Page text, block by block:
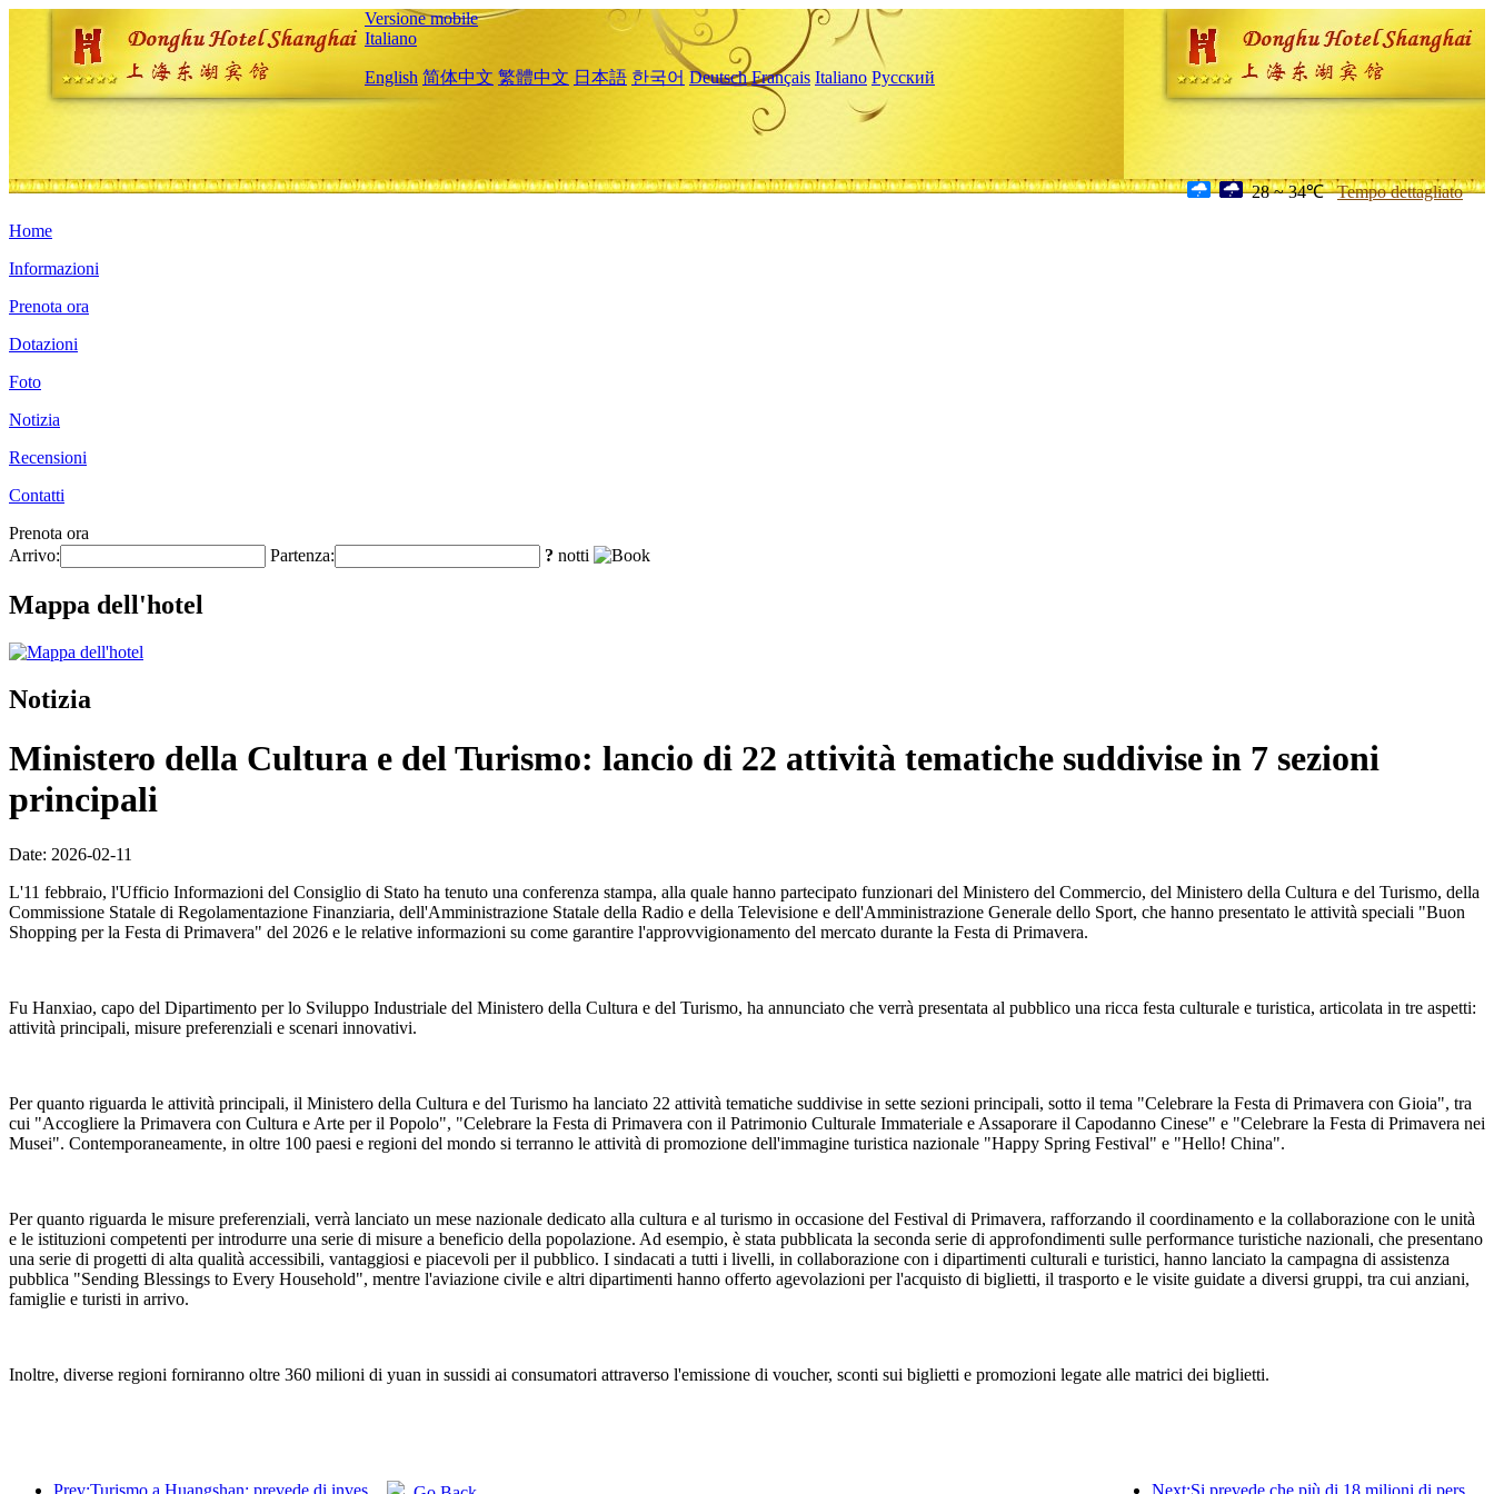
Versione mobile
Italiano
English 简体中文 繁體中文 日本語 한국어 Deutsch Français Italiano Русский
28 ~ 34℃ Tempo dettagliato
Home
Informazioni
Prenota ora
Dotazioni
Foto
Notizia
Recensioni
Contatti
Prenota ora
Arrivo:
Partenza: ? notti
Mappa dell'hotel
Notizia
Ministero della Cultura e del Turismo: lancio di 22 attività tematiche suddivise in 7 sezioni
principali
Date: 2026-02-11
L'11 febbraio, l'Ufficio Informazioni del Consiglio di Stato ha tenuto una conferenza stampa, alla quale hanno partecipato funzionari del Ministero del Commercio, del Ministero della Cultura e del Turismo, della
Commissione Statale di Regolamentazione Finanziaria, dell'Amministrazione Statale della Radio e della Televisione e dell'Amministrazione Generale dello Sport, che hanno presentato le attività speciali "Buon
Shopping per la Festa di Primavera" del 2026 e le relative informazioni su come garantire l'approvvigionamento del mercato durante la Festa di Primavera.
Fu Hanxiao, capo del Dipartimento per lo Sviluppo Industriale del Ministero della Cultura e del Turismo, ha annunciato che verrà presentata al pubblico una ricca festa culturale e turistica, articolata in tre aspetti:
attività principali, misure preferenziali e scenari innovativi.
Per quanto riguarda le attività principali, il Ministero della Cultura e del Turismo ha lanciato 22 attività tematiche suddivise in sette sezioni principali, sotto il tema "Celebrare la Festa di Primavera con Gioia", tra
cui "Accogliere la Primavera con Cultura e Arte per il Popolo", "Celebrare la Festa di Primavera con il Patrimonio Culturale Immateriale e Assaporare il Capodanno Cinese" e "Celebrare la Festa di Primavera nei
Musei". Contemporaneamente, in oltre 100 paesi e regioni del mondo si terranno le attività di promozione dell'immagine turistica nazionale "Happy Spring Festival" e "Hello! China".
Per quanto riguarda le misure preferenziali, verrà lanciato un mese nazionale dedicato alla cultura e al turismo in occasione del Festival di Primavera, rafforzando il coordinamento e la collaborazione con le unità
e le istituzioni competenti per introdurre una serie di misure a beneficio della popolazione. Ad esempio, è stata pubblicata la seconda serie di approfondimenti sulle performance turistiche nazionali, che presentano
una serie di progetti di alta qualità accessibili, vantaggiosi e piacevoli per il pubblico. I sindacati a tutti i livelli, in collaborazione con i dipartimenti culturali e turistici, hanno lanciato la campagna di assistenza
pubblica "Sending Blessings to Every Household", mentre l'aviazione civile e altri dipartimenti hanno offerto agevolazioni per l'acquisto di biglietti, il trasporto e le visite guidate a diversi gruppi, tra cui anziani,
famiglie e turisti in arrivo.
Inoltre, diverse regioni forniranno oltre 360 milioni di yuan in sussidi ai consumatori attraverso l'emissione di voucher, sconti sui biglietti e promozioni legate alle matrici dei biglietti.